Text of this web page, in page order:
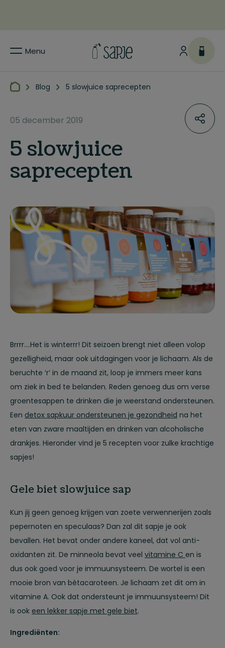
Menu
Blog 5 slowjuice saprecepten
05 december 2019
5 slowjuice
saprecepten
Brrrr….Het is winterrr! Dit seizoen brengt niet alleen volop
gezelligheid, maar ook uitdagingen voor je lichaam. Als de
beruchte ‘r’ in de maand zit, loop je immers meer kans
om ziek in bed te belanden. Reden genoeg dus om verse
groentesappen te drinken die je weerstand ondersteunen.
Een detox sapkuur ondersteunen je gezondheid na het
eten van zware maaltijden en drinken van alcoholische
drankjes. Hieronder vind je 5 recepten voor zulke krachtige
sapjes!
Gele biet slowjuice sap
Kun jij geen genoeg krijgen van zoete verwennerijen zoals
pepernoten en speculaas? Dan zal dit sapje je ook
bevallen. Het bevat onder andere kaneel, dat vol anti-
oxidanten zit. De minneola bevat veel vitamine C en is
dus ook goed voor je immuunsysteem. De wortel is een
mooie bron van bètacaroteen. Je lichaam zet dit om in
vitamine A. Ook dat ondersteunt je immuunsysteem! Dit
is ook een lekker sapje met gele biet.
Ingrediënten: